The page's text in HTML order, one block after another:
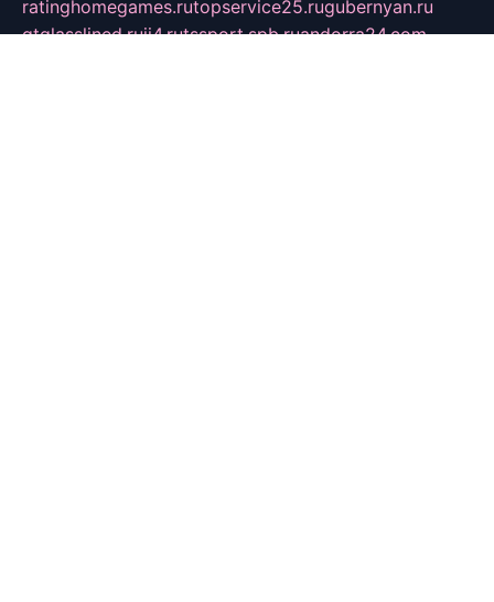
ratinghomegames.rutopservice25.rugubernyan.ru
gtglasslined.ruii4.rutssport.spb.ruandorra24.com